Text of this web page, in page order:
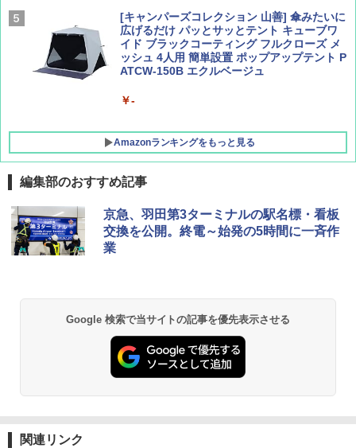
[キャンパーズコレクション 山善] 傘みたいに
広げるだけ パッとサッとテント キューブワ
イド ブラックコーティング フルクローズ メ
ッシュ 4人用 簡単設置 ポップアップテント P
ATCW-150B エクルベージュ
￥-
Amazonランキングをもっと見る
熊撃退スプレー 熊よけスプレー 熊スプレー
【日本企業販売】超強力クマ対策スプレー 30
0ml（連続噴射30秒）110ml（連続噴射15
送
GRANDOOR ステンレス保冷剤 2個セット 2
編集部のおすすめ記事
京急、羽田第3ターミナルの駅名標・看板
交換を公開。終電～始発の5時間に一斉作
業
Google 検索で当サイトの記事を優先表示させる
関連リンク